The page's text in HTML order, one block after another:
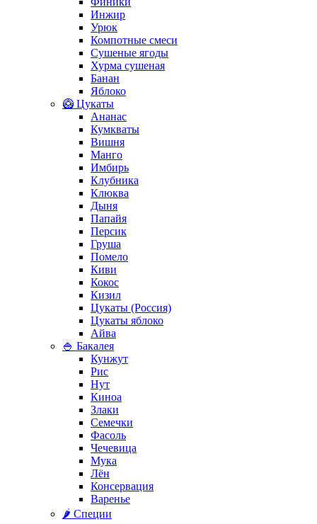
Инжир
Урюк
Компотные смеси
Сушеные ягоды
Хурма сушеная
Банан
Яблоко
🥝 Цукаты
Ананас
Кумкваты
Вишня
Манго
Имбирь
Клубника
Клюква
Дыня
Папайя
Персик
Груша
Помело
Киви
Кокос
Кизил
Цукаты (Россия)
Цукаты яблоко
Айва
🍚 Бакалея
Кунжут
Рис
Нут
Киноа
Злаки
Семечки
Фасоль
Чечевица
Мука
Лён
Консервация
Варенье
🌶️ Специи